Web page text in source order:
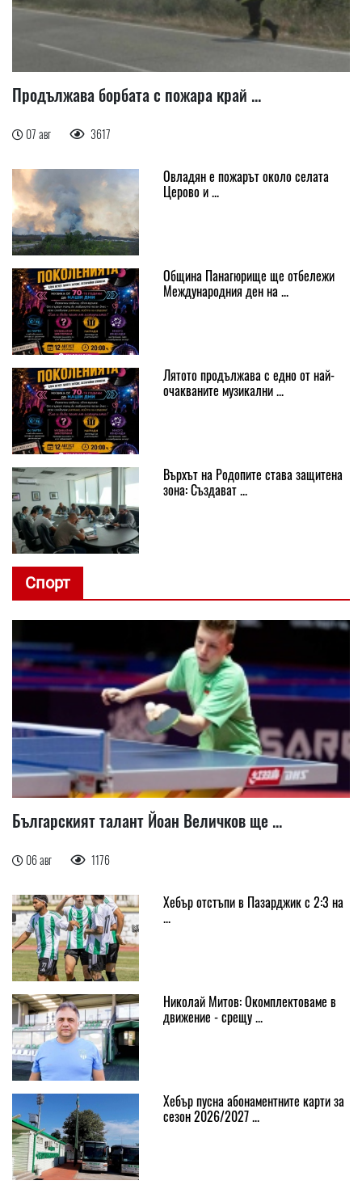
Продължава борбата с пожара край ...
07 авг 3617
Овладян е пожарът около селата
Церово и ...
Община Панагюрище ще отбележи
Международния ден на ...
Лятото продължава с едно от най-
очакваните музикални ...
Върхът на Родопите става защитена
зона: Създават ...
Спорт
Българският талант Йоан Величков ще ...
06 авг 1176
Хебър отстъпи в Пазарджик с 2:3 на
...
Николай Митов: Окомплектоваме в
движение - срещу ...
Хебър пусна абонаментните карти за
сезон 2026/2027 ...